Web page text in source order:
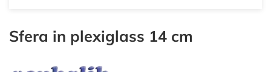
Sfera in plexiglass 14 cm